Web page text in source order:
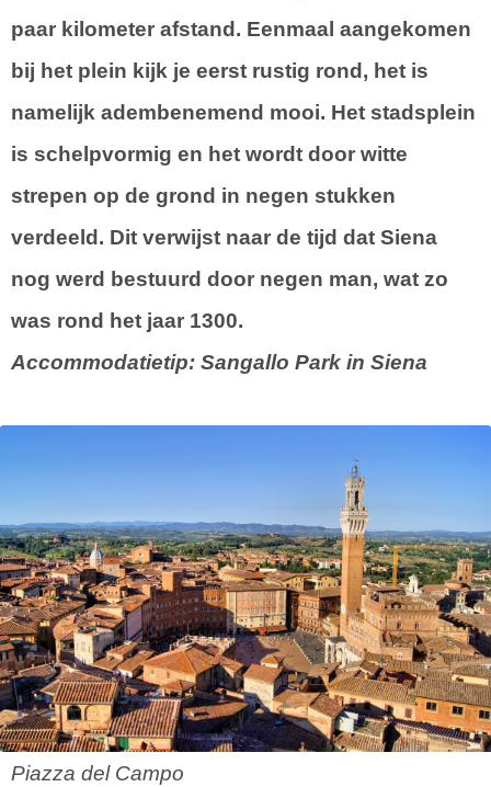
paar kilometer afstand. Eenmaal aangekomen
bij het plein kijk je eerst rustig rond, het is
namelijk adembenemend mooi. Het stadsplein
is schelpvormig en het wordt door witte
strepen op de grond in negen stukken
verdeeld. Dit verwijst naar de tijd dat Siena
nog werd bestuurd door negen man, wat zo
was rond het jaar 1300.
Accommodatietip: Sangallo Park in Siena
Piazza del Campo